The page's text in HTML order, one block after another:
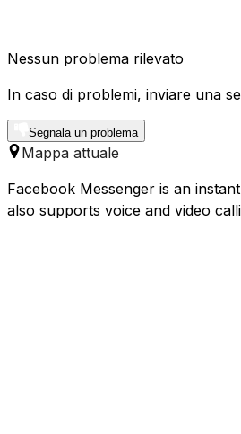
Nessun problema rilevato
In caso di problemi, inviare una
Segnala un problema
Mappa attuale
Facebook Messenger is an
also supports voice and video